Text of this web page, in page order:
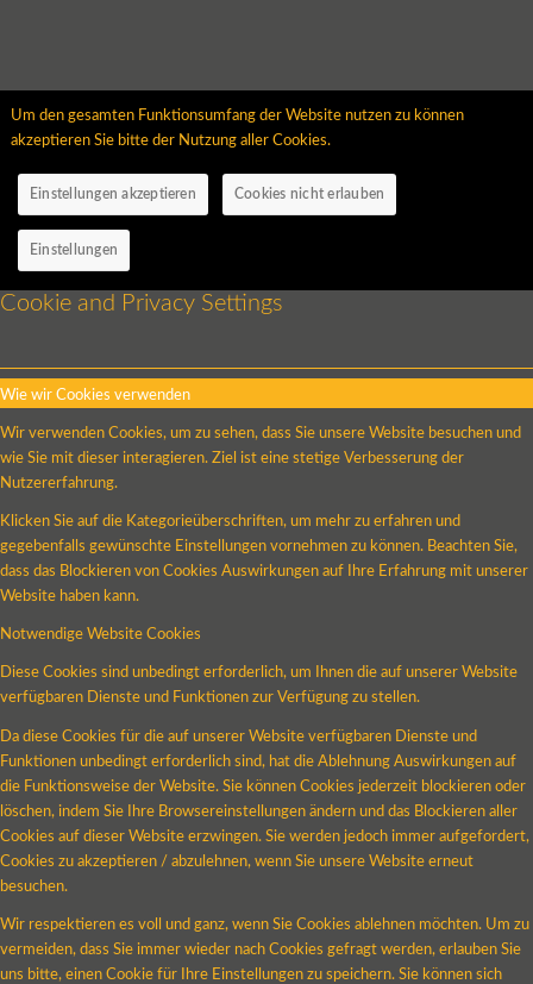
Um den gesamten Funktionsumfang der Website nutzen zu können
akzeptieren Sie bitte der Nutzung aller Cookies.
Einstellungen akzeptieren Cookies nicht erlauben
Einstellungen
Cookie and Privacy Settings
Wie wir Cookies verwenden
Wir verwenden Cookies, um zu sehen, dass Sie unsere Website besuchen und
wie Sie mit dieser interagieren. Ziel ist eine stetige Verbesserung der
Nutzererfahrung.
Klicken Sie auf die Kategorieüberschriften, um mehr zu erfahren und
gegebenfalls gewünschte Einstellungen vornehmen zu können. Beachten Sie,
dass das Blockieren von Cookies Auswirkungen auf Ihre Erfahrung mit unserer
Website haben kann.
Notwendige Website Cookies
Diese Cookies sind unbedingt erforderlich, um Ihnen die auf unserer Website
verfügbaren Dienste und Funktionen zur Verfügung zu stellen.
Da diese Cookies für die auf unserer Website verfügbaren Dienste und
Funktionen unbedingt erforderlich sind, hat die Ablehnung Auswirkungen auf
die Funktionsweise der Website. Sie können Cookies jederzeit blockieren oder
löschen, indem Sie Ihre Browsereinstellungen ändern und das Blockieren aller
Cookies auf dieser Website erzwingen. Sie werden jedoch immer aufgefordert,
Cookies zu akzeptieren / abzulehnen, wenn Sie unsere Website erneut
besuchen.
Wir respektieren es voll und ganz, wenn Sie Cookies ablehnen möchten. Um zu
vermeiden, dass Sie immer wieder nach Cookies gefragt werden, erlauben Sie
uns bitte, einen Cookie für Ihre Einstellungen zu speichern. Sie können sich